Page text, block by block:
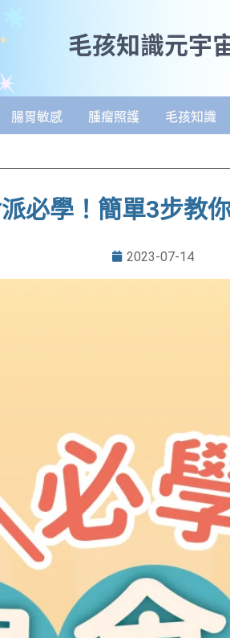
毛孩知識元宇
腸胃敏感 腫瘤照護 毛孩知識
必學！簡單3步教
2023-07-14